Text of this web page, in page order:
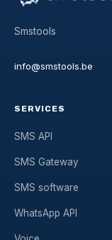
Smstools
info@smstools.be
SERVICES
SMS API
SMS Gateway
SMS software
WhatsApp API